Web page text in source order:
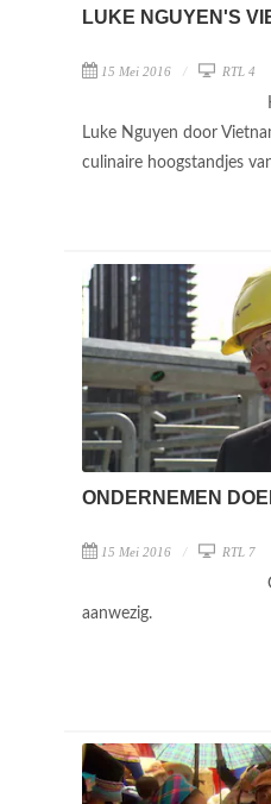
LUKE NGUYEN'S
15 Mei 2016 RTL 4
Luke Nguyen door
culinaire hoogstandjes
ONDERNEMEN
15 Mei 2016 RTL 7
aanwezig.